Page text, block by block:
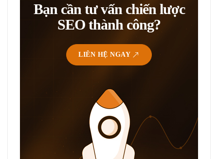
Bạn cần tư vấn chiến lược
SEO thành công?
LIÊN HỆ NGAY